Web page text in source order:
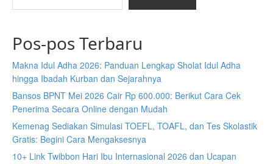
Pos-pos Terbaru
Makna Idul Adha 2026: Panduan Lengkap Sholat Idul Adha
hingga Ibadah Kurban dan Sejarahnya
Bansos BPNT Mei 2026 Cair Rp 600.000: Berikut Cara Cek
Penerima Secara Online dengan Mudah
Kemenag Sediakan Simulasi TOEFL, TOAFL, dan Tes Skolastik
Gratis: Begini Cara Mengaksesnya
10+ Link Twibbon Hari Ibu Internasional 2026 dan Ucapan